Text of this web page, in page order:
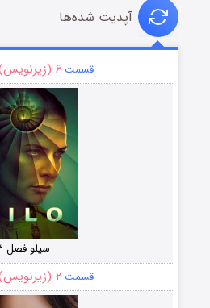
آپدیت شده‌ها
قسمت ۶ (زیرنویس)
سیلو فصل ۳
قسمت ۲ (زیرنویس)